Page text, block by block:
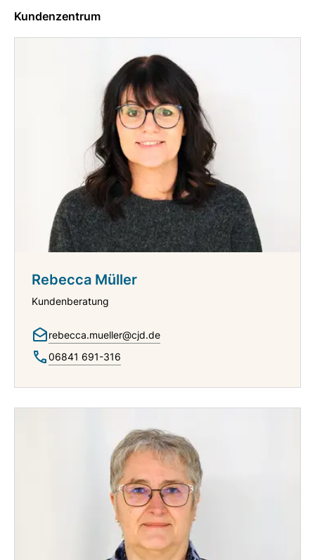
Kundenzentrum
Rebecca Müller
Kundenberatung
rebecca.mueller@cjd.de
06841 691-316